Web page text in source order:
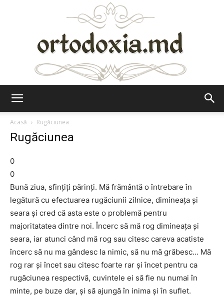
Acasă
Rugăciunea
Rugăciunea
0
0
Bună ziua, sfinţiţi părinţi. Mă frământă o întrebare în
legătură cu efectuarea rugăciunii zilnice, dimineaţa şi
seara şi cred că asta este o problemă pentru
majoritatatea dintre noi. Încerc să mă rog dimineaţa şi
seara, iar atunci când mă rog sau citesc careva acatiste
încerc să nu ma gândesc la nimic, să nu mă grăbesc… Mă
rog rar şi încet sau citesc foarte rar şi încet pentru ca
rugăciunea respectivă, cuvintele ei să fie nu numai în
minte, pe buze dar, şi să ajungă în inima şi în suflet.